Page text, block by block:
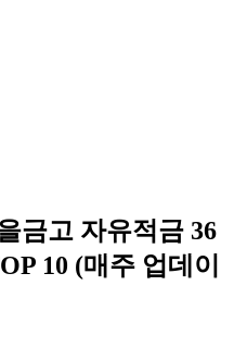
금고 자유적금 36
10 (매주 업데이